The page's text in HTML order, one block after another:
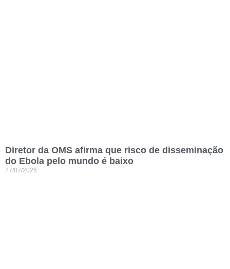
Diretor da OMS afirma que risco de disseminação
do Ebola pelo mundo é baixo
27/07/2026